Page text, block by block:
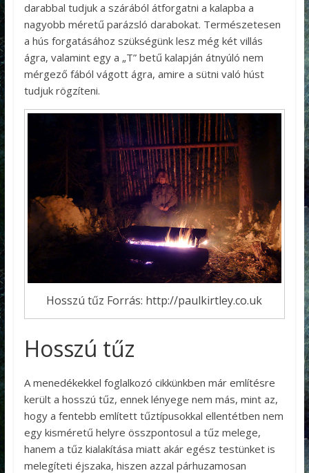
darabbal tudjuk a szárából átforgatni a kalapba a
nagyobb méretű parázsló darabokat. Természetesen
a hús forgatásához szükségünk lesz még két villás
ágra, valamint egy a „T” betű kalapján átnyúló nem
mérgező fából vágott ágra, amire a sütni való húst
tudjuk rögzíteni.
Hosszú tűz Forrás: http://paulkirtley.co.uk
Hosszú tűz
A menedékekkel foglalkozó cikkünkben már említésre
került a hosszú tűz, ennek lényege nem más, mint az,
hogy a fentebb említett tűztípusokkal ellentétben nem
egy kisméretű helyre összpontosul a tűz melege,
hanem a tűz kialakítása miatt akár egész testünket is
melegíteti éjszaka, hiszen azzal párhuzamosan